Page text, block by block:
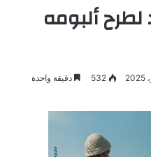
ألبومه
532 دقيقة واحدة